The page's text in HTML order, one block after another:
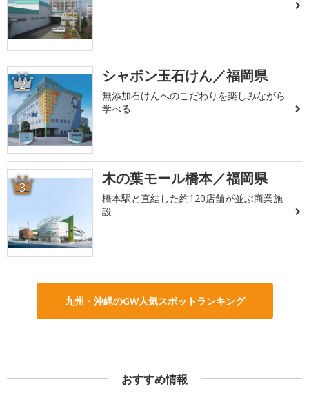
2 シャボン玉石けん／福岡県
無添加石けんへのこだわりを楽しみながら
学べる
3 木の葉モール橋本／福岡県
橋本駅と直結した約120店舗が並ぶ商業施
設
九州・沖縄のGW人気スポットランキング
おすすめ情報